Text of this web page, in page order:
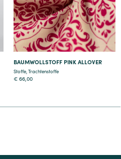
BAUMWOLLSTOFF PINK ALLOVER
Stoffe,Trachtenstoffe
€ 66,00